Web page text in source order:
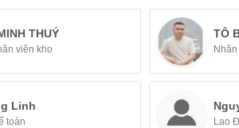
THUÝ
viên kho
TÔ
Linh
toán Lao